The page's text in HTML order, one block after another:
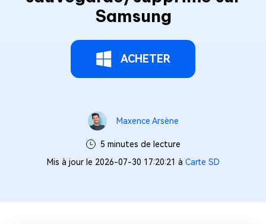
Samsung
ACHETER
Maxence Arsène
5 minutes de lecture
Mis à jour le 2026-07-30 17:20:21 à Carte SD